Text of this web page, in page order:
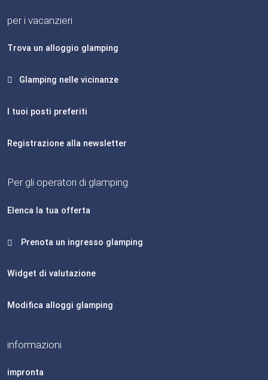
per i vacanzieri
Trova un alloggio glamping
Glamping nelle vicinanze
I tuoi posti preferiti
Registrazione alla newsletter
Per gli operatori di glamping
Elenca la tua offerta
Prenota un ingresso glamping
Widget di valutazione
Modifica alloggi glamping
informazioni
impronta